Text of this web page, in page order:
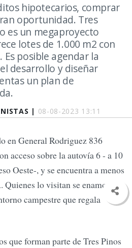
| 08-08-2023 13:11
hipotecarios, comprar
oportunidad. Tres
es un megaproyecto
lotes de 1.000 m2 con
posible agendar la
desarrollo y diseñar
un plan de
en General Rodriguez 836
acceso sobre la autovía 6 - a 10
Oeste-, y se encuentra a menos
lo visitan se enamoran
campestre que regala
que forman parte de Tres Pinos